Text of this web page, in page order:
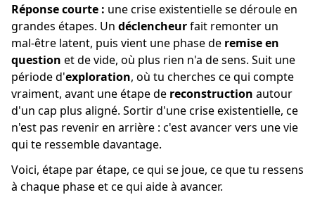
Réponse courte : une crise existentielle se déroule en
grandes étapes. Un déclencheurfait remonter un
mal-être latent, puis vient une phase de remise en
question et de vide, où plus rien n'a de sens. Suit une
période d'exploration, où tu cherches ce qui compte
vraiment, avant une étape de reconstruction autour
d'un cap plus aligné. Sortir d'une crise existentielle, ce
n'est pas revenir en arrière : c'est avancer vers une vie
qui te ressemble davantage.
Voici, étape par étape, ce qui se joue, ce que tu ressens
à chaque phase et ce qui aide à avancer.